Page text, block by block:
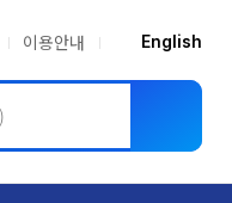
이용안내 English